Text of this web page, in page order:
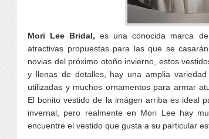
Mori Lee Bridal,es una conocida marca
atractivas propuestas para las que se
novias del próximo otoño invierno, estos
y llenas de detalles, hay una amplia
utilizadas y muchos ornamentos para armar
El bonito vestido de la imágen arriba es ideal
invernal, pero realmente en Mori Lee hay
encuentre el vestido que gusta a su particular